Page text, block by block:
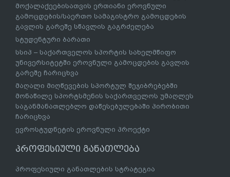
მოქალაქეებისათვის ერთიანი ეროვნული
გამოცდების/საერთო სამაგისტრო გამოცდების
გავლის გარეშე სწავლის გაგრძელება
სტუდენტური ბარათი
სსიპ – საქართველოს სპორტის სახელმწიფო
უნივერსიტეტში ეროვნული გამოცდების გავლის
გარეშე ჩარიცხვა
მაღალი მიღწევების სპორტულ შეჯიბრებებში
მონაწილე სპორტსმენის საქართველოს უმაღლეს
საგანმანათლებლო დაწესებულებაში პირობითი
ჩარიცხვა
ევროსტუდნეტის ეროვნული პროექტი
პროფესიული განათლება
პროფესიული განათლების სტრატეგია